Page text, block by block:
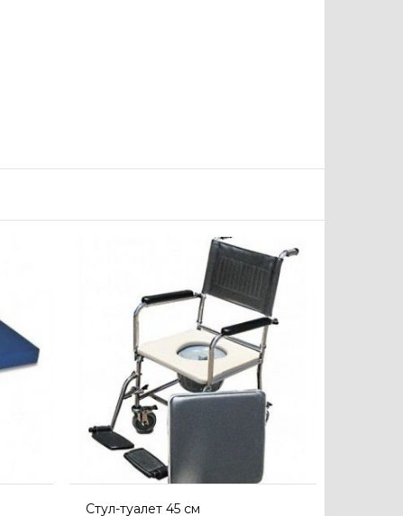
Стул-туалет 45 см